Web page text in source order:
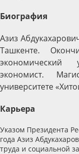
Биография
Азиз
Ташкенте.
экономический
экономист.
университете
Карьера
Указом Президента
года Азиз
труда и социальной